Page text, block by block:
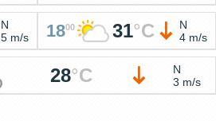
N
5 m/s
1800 31°C
N
4 m/s
28°C
N
3 m/s